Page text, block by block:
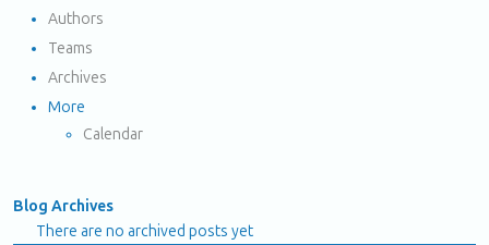
Authors
Teams
Archives
More
Calendar
Blog Archives
There are no archived posts yet